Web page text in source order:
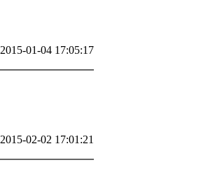
2015-01-04 17:05:17
2015-02-02 17:01:21